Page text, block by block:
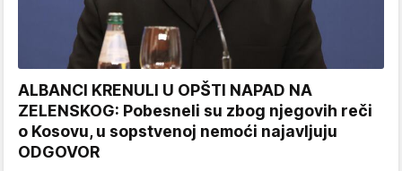
ALBANCI KRENULI U OPŠTI NAPAD NA
ZELENSKOG: Pobesneli su zbog njegovih reči
o Kosovu, u sopstvenoj nemoći najavljuju
ODGOVOR